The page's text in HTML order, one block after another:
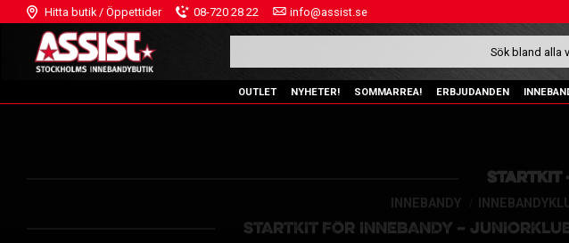
Hitta butik / Öppettider 08-720 28 22 info@assist.se
OUTLET NYHETER! SOMMARREA! ERBJUDANDEN
STARTKIT
INNEBANDY
STARTKIT FÖR INNEBANDY –